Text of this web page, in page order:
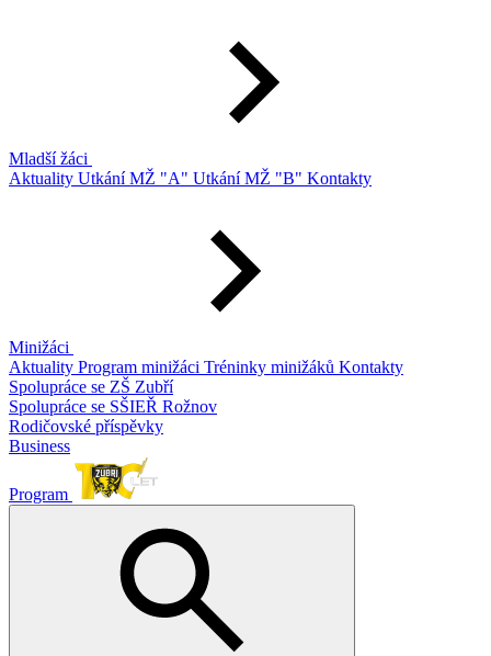
Mladší žáci
Aktuality Utkání MŽ "A" Utkání MŽ "B" Kontakty
Minižáci
Aktuality Program minižáci Tréninky minižáků Kontakty
Spolupráce se ZŠ Zubří
Spolupráce se SŠIEŘ Rožnov
Rodičovské příspěvky
Business
Program